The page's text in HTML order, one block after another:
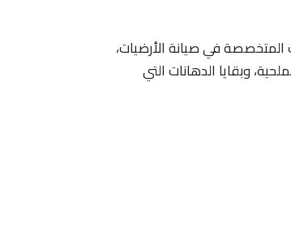
في صيانة الأرضيات،
وبقايا الدهانات التي